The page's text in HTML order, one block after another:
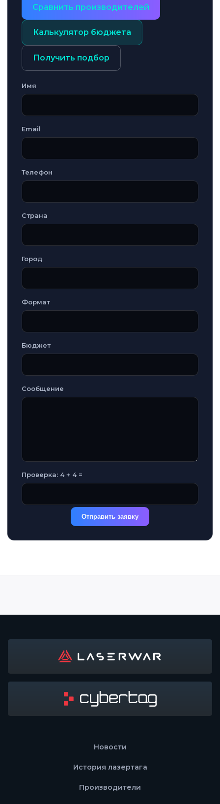
Сравнить производителей
Калькулятор бюджета
Получить подбор
Имя
Email
Телефон
Страна
Город
Формат
Бюджет
Сообщение
Проверка: 4 + 4 =
Отправить заявку
Новости
История лазертага
Производители